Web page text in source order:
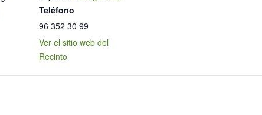
Teléfono
96 352 30 99
Ver el sitio web del
Recinto